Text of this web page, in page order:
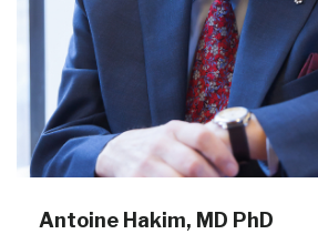
Antoine Hakim, MD PhD